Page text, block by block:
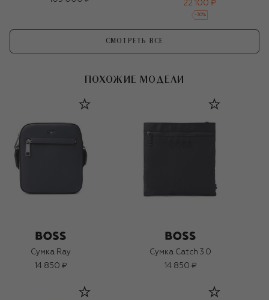
22 100 ₽
-30%
СМОТРЕТЬ ВСЕ
ПОХОЖИЕ МОДЕЛИ
Сумка Ray
14 850 ₽
Сумка Catch 3.0
14 850 ₽